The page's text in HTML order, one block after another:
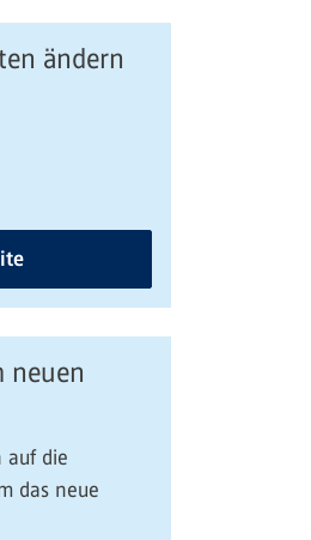
ändern
neuen
auf die
das neue